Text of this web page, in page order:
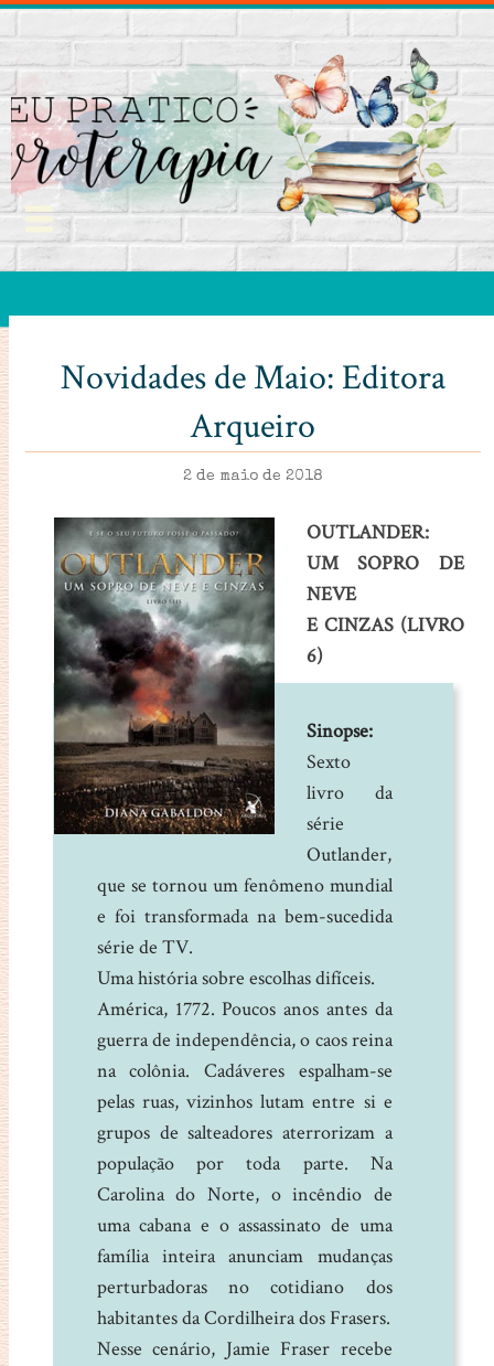
Novidades de Maio: Editora
Arqueiro
2 de maio de 2018
OUTLANDER:
UM SOPRO DE
NEVE
E CINZAS (LIVRO
6)
Sinopse:
Sexto
livro da
série
Outlander,
que se tornou um fenômeno mundial
e foi transformada na bem-sucedida
série de TV.
Uma história sobre escolhas difíceis.
América, 1772. Poucos anos antes da
guerra de independência, o caos reina
na colônia. Cadáveres espalham-se
pelas ruas, vizinhos lutam entre si e
grupos de salteadores aterrorizam a
população por toda parte. Na
Carolina do Norte, o incêndio de
uma cabana e o assassinato de uma
família inteira anunciam mudanças
perturbadoras no cotidiano dos
habitantes da Cordilheira dos Frasers.
Nesse cenário, Jamie Fraser recebe